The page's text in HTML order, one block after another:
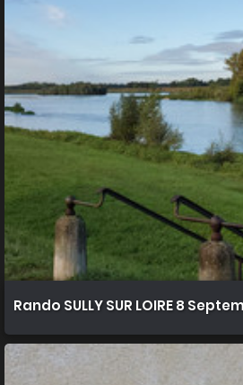
Rando SULLY SUR LOIRE 8